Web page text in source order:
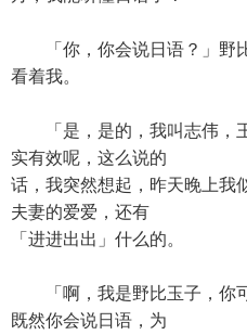
「你，你会说日语？」野
看着我。
「是，是的，我叫志伟，
实有效呢，这么说的
话，我突然想起，昨天晚上
夫妻的爱爱，还有
「进进出出」什么的。
「啊，我是野比玉子，你
既然你会说日语，为